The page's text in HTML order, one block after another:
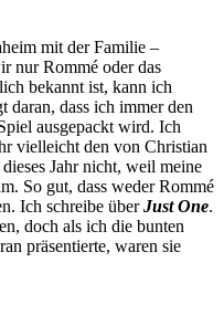
mit der Familie –
nur Rommé oder das
bekannt ist, kann ich
daran, dass ich immer den
ausgepackt wird. Ich
vielleicht den von Christian
Jahr nicht, weil meine
So gut, dass weder Rommé
Ich schreibe überJust One.
doch als ich die bunten
präsentierte, waren sie